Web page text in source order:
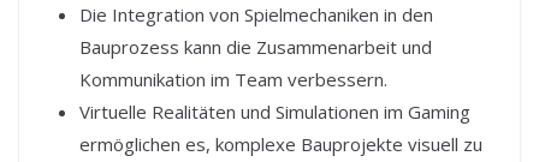
Die Integration von Spielmechaniken in den
Bauprozess kann die Zusammenarbeit und
Kommunikation im Team verbessern.
Virtuelle Realitäten und Simulationen im Gaming
ermöglichen es, komplexe Bauprojekte visuell zu